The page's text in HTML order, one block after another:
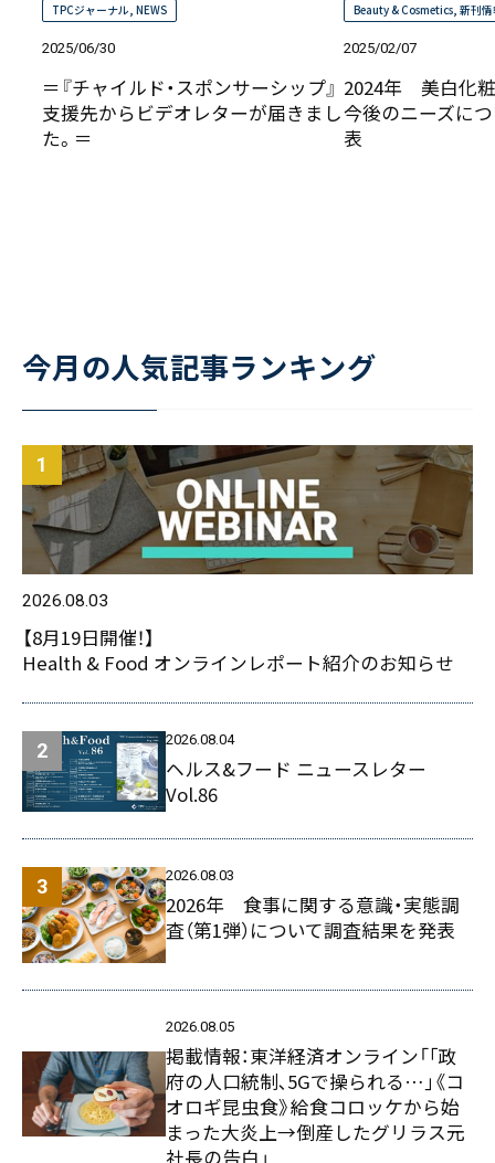
TPCジャーナル, NEWS
2025/06/30
＝『チャイルド・スポンサーシップ』
支援先からビデオレターが届きまし
た。＝
Beauty & Cosmetics,新刊
2025/02/07
2024年 美白化
今後のニーズに
表
今月の人気記事ランキング
2026.08.03
【8月19日開催！】
Health & Food オンラインレポート紹介のお知らせ
2026.08.04
ヘルス&フード ニュースレター
Vol.86
2026.08.03
2026年 食事に関する意識・実態調
査（第1弾）について調査結果を発表
2026.08.05
掲載情報：東洋経済オンライン「｢政
府の人口統制､5Gで操られる…｣《コ
オロギ昆虫食》給食コロッケから始
まった大炎上→倒産したグリラス元
社長の告白」